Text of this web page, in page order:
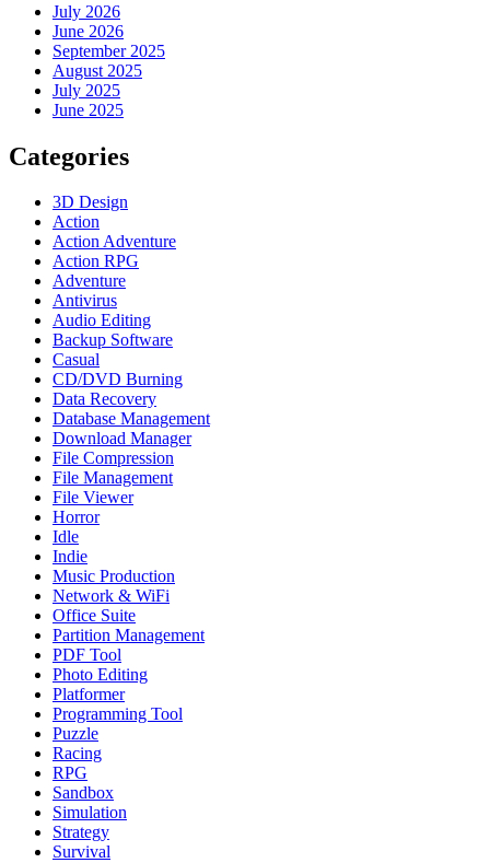
July 2026
June 2026
September 2025
August 2025
July 2025
June 2025
Categories
3D Design
Action
Action Adventure
Action RPG
Adventure
Antivirus
Audio Editing
Backup Software
Casual
CD/DVD Burning
Data Recovery
Database Management
Download Manager
File Compression
File Management
File Viewer
Horror
Idle
Indie
Music Production
Network & WiFi
Office Suite
Partition Management
PDF Tool
Photo Editing
Platformer
Programming Tool
Puzzle
Racing
RPG
Sandbox
Simulation
Strategy
Survival